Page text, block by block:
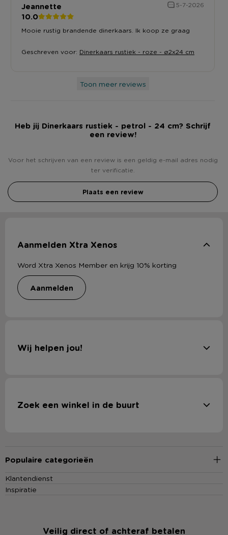
Jeannette 5-7-2026
10.0
Mooie rustig brandende dinerkaars. Ik koop ze graag
Geschreven voor: Dinerkaars rustiek - roze - ø2x24 cm
Toon meer reviews
Heb jij Dinerkaars rustiek - petrol - 24 cm? Schrijf
een review!
Voor het schrijven van een review is een geldig e-mail adres nodig
ter verificatie.
Plaats een review
Aanmelden Xtra Xenos
Word Xtra Xenos Member en krijg 10% korting
aanmelden
Wij helpen jou!
Zoek een winkel in de buurt
Populaire categorieën
Klantendienst
Inspiratie
Veilig direct of achteraf betalen